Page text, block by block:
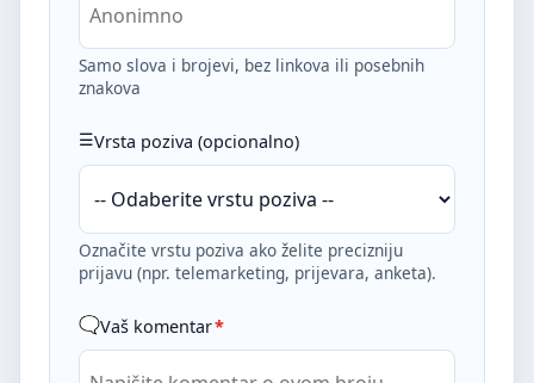
Samo slova i brojevi, bez linkova ili posebnih
znakova
Vrsta poziva (opcionalno)
Označite vrstu poziva ako želite precizniju
prijavu (npr. telemarketing, prijevara, anketa).
Vaš komentar*